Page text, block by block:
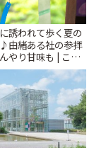
誘われて歩く夏の
由緒ある社の参拝
やり甘味も | こと